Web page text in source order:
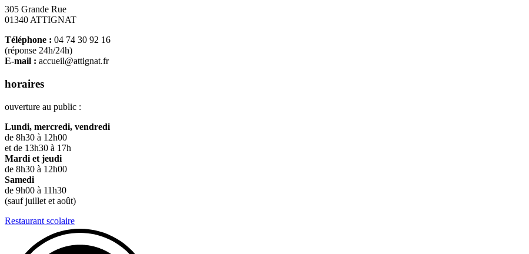
305 Grande Rue
01340 ATTIGNAT
Téléphone : 04 74 30 92 16
(réponse 24h/24h)
E-mail : accueil@attignat.fr
horaires
ouverture au public :
Lundi, mercredi, vendredi
de 8h30 à 12h00
et de 13h30 à 17h
Mardi et jeudi
de 8h30 à 12h00
Samedi
de 9h00 à 11h30
(sauf juillet et août)
Restaurant scolaire